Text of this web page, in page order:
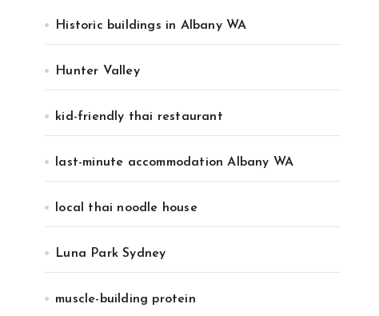
Historic buildings in Albany WA
Hunter Valley
kid-friendly thai restaurant
last-minute accommodation Albany WA
local thai noodle house
Luna Park Sydney
muscle-building protein